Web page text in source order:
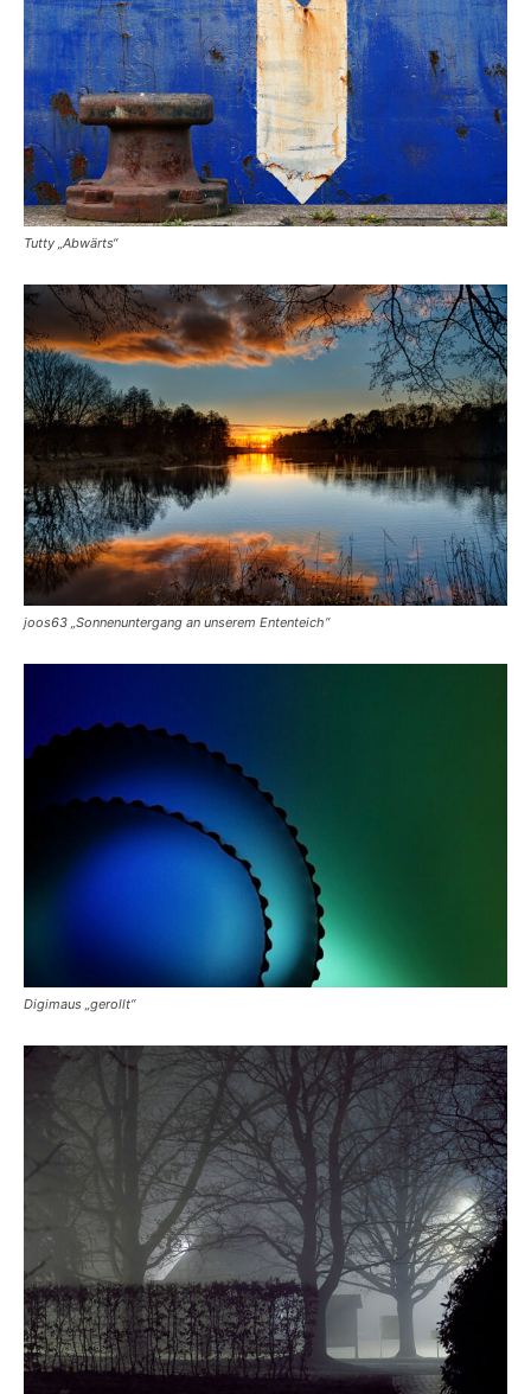
Tutty „Abwärts“
joos63 „Sonnenuntergang an unserem Ententeich“
Digimaus „gerollt“